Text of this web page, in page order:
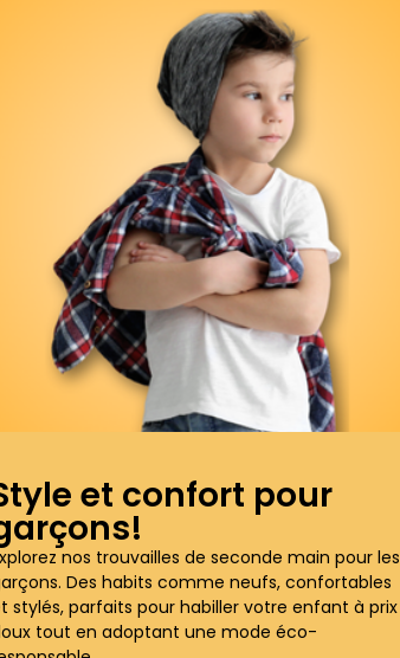
et confort pour
nos trouvailles de seconde main pour les
Des habits comme neufs, confortables
stylés, parfaits pour habiller votre enfant à prix
tout en adoptant une mode éco-